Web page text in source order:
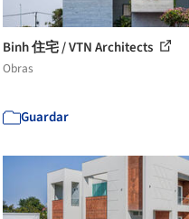
Binh 住宅 / VTN Architects
Obras
Guardar